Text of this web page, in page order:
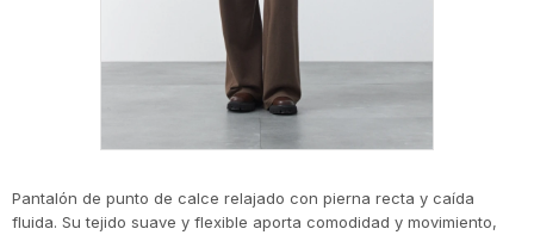
Pantalón de punto de calce relajado con pierna recta y caída
fluida. Su tejido suave y flexible aporta comodidad y movimiento,